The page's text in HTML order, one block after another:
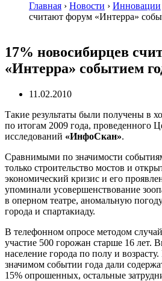
Главная › Новости › Инновации
считают форум «Интерра»
17% новосибирцев
«Интерра» событием
11.02.2010
Такие результаты были получены в
по итогам 2009 года, проведенного
исследований «ИнфоСкан».
Сравнимыми по значимости
только строительство мостов и
экономический кризис и его
упоминали усовершенствование
в оперном театре, аномальную
города и спартакиаду.
В телефонном опросе методом
участие 500 горожан старше 16 лет.
население города по полу и
значимом событии года дали
15% опрошенных, остальные